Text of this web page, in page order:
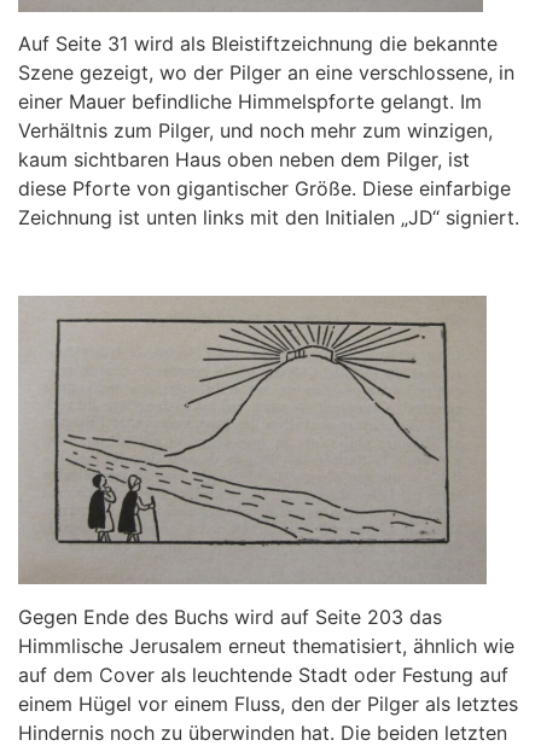
Auf Seite 31 wird als Bleistiftzeichnung die bekannte
Szene gezeigt, wo der Pilger an eine verschlossene, in
einer Mauer befindliche Himmelspforte gelangt. Im
Verhältnis zum Pilger, und noch mehr zum winzigen,
kaum sichtbaren Haus oben neben dem Pilger, ist
diese Pforte von gigantischer Größe. Diese einfarbige
Zeichnung ist unten links mit den Initialen „JD“ signiert.
Gegen Ende des Buchs wird auf Seite 203 das
Himmlische Jerusalem erneut thematisiert, ähnlich wie
auf dem Cover als leuchtende Stadt oder Festung auf
einem Hügel vor einem Fluss, den der Pilger als letztes
Hindernis noch zu überwinden hat. Die beiden letzten